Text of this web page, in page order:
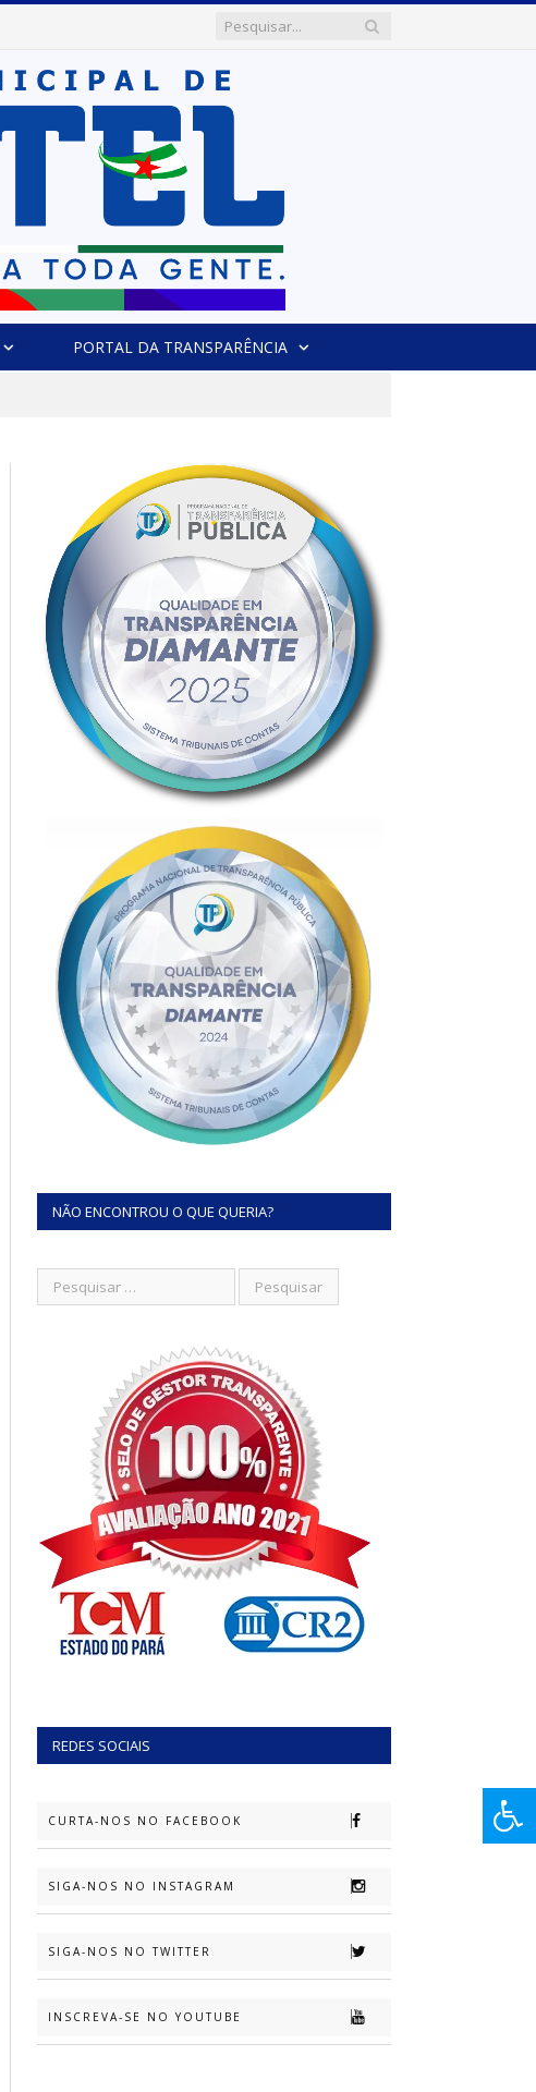
PORTAL DA TRANSPARÊNCIA
NÃO ENCONTROU O QUE QUERIA?
REDES SOCIAIS
CURTA-NOS NO FACEBOOK
SIGA-NOS NO INSTAGRAM
SIGA-NOS NO TWITTER
INSCREVA-SE NO YOUTUBE